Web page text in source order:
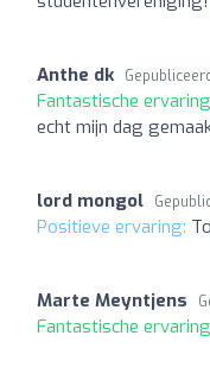
Anthe dk
Fantastische
echt mijn dag
lord mongol
Positieve ervaring:
Marte Meyntjens
Fantastische